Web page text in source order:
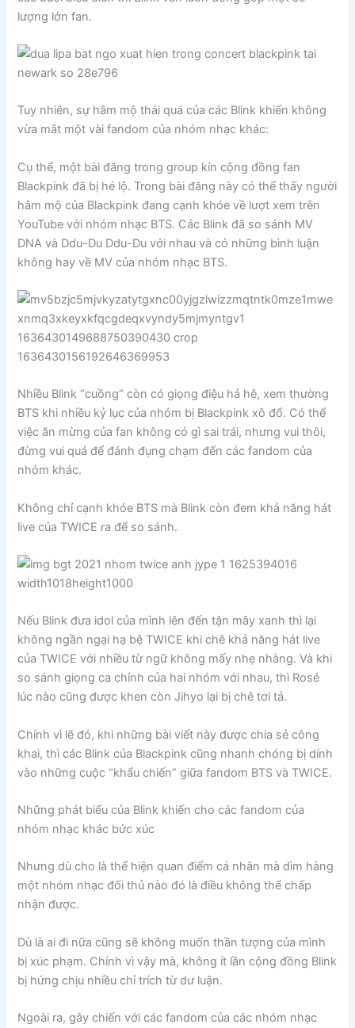
lượng lớn fan.
Tuy nhiên, sự hâm mộ thái quá của các Blink khiến không
vừa mắt một vài fandom của nhóm nhạc khác:
Cụ thể, một bài đăng trong group kín cộng đồng fan
Blackpink đã bị hé lộ. Trong bài đăng này có thể thấy người
hâm mộ của Blackpink đang cạnh khóe về lượt xem trên
YouTube với nhóm nhạc BTS. Các Blink đã so sánh MV
DNA và Ddu-Du Ddu-Du với nhau và có những bình luận
không hay về MV của nhóm nhạc BTS.
Nhiều Blink “cuồng” còn có giọng điệu hả hê, xem thường
BTS khi nhiều kỷ lục của nhóm bị Blackpink xô đổ. Có thể
việc ăn mừng của fan không có gì sai trái, nhưng vui thôi,
đừng vui quá để đánh đụng chạm đến các fandom của
nhóm khác.
Không chỉ cạnh khóe BTS mà Blink còn đem khả năng hát
live của TWICE ra để so sánh.
Nếu Blink đưa idol của mình lên đến tận mây xanh thì lại
không ngần ngại hạ bệ TWICE khi chê khả năng hát live
của TWICE với nhiều từ ngữ không mấy nhẹ nhàng. Và khi
so sánh giọng ca chính của hai nhóm với nhau, thì Rosé
lúc nào cũng được khen còn Jihyo lại bị chê tơi tả.
Chính vì lẽ đó, khi những bài viết này được chia sẻ công
khai, thì các Blink của Blackpink cũng nhanh chóng bị dính
vào những cuộc “khẩu chiến” giữa fandom BTS và TWICE.
Những phát biểu của Blink khiến cho các fandom của
nhóm nhạc khác bức xúc
Nhưng dù cho là thể hiện quan điểm cá nhân mà dìm hàng
một nhóm nhạc đối thủ nào đó là điều không thể chấp
nhận được.
Dù là ai đi nữa cũng sẽ không muốn thần tượng của mình
bị xúc phạm. Chính vì vậy mà, không ít lần cộng đồng Blink
bị hứng chịu nhiều chỉ trích từ dư luận.
Ngoài ra, gây chiến với các fandom của các nhóm nhạc